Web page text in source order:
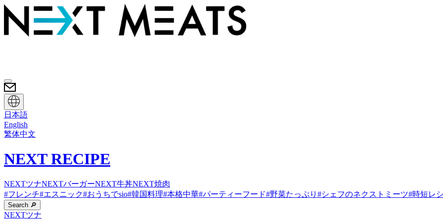
日本語
English
繁体中文
NEXT RECIPE
NEXTツナNEXTバーガーNEXT牛丼NEXT焼肉
#フレンチ#エスニック#おうちでsio#韓国料理#本格中華#パーティーフード#野菜たっぷり #シェフのネクストミーツ#時短レ
Search 🔎
NEXTツナ